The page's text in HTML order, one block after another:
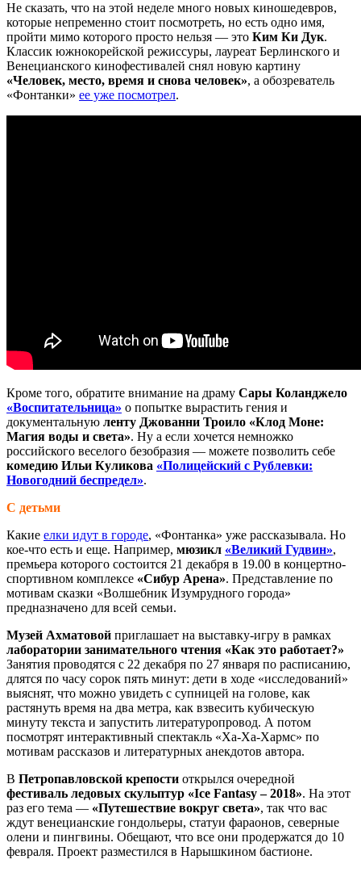
Не сказать, что на этой неделе много новых киношедевров,
которые непременно стоит посмотреть, но есть одно имя,
пройти мимо которого просто нельзя — это Ким Ки Дук.
Классик южнокорейской режиссуры, лауреат Берлинского и
Венецианского кинофестивалей снял новую картину
«Человек, место, время и снова человек», а обозреватель
«Фонтанки» ее уже посмотрел.
Кроме того, обратите внимание на драму Сары Коланджело
«Воспитательница» о попытке вырастить гения и
документальную ленту Джованни Троило «Клод Моне:
Магия воды и света». Ну а если хочется немножко
российского веселого безобразия — можете позволить себе
комедию Ильи Куликова «Полицейский с Рублевки:
Новогодний беспредел».
С детьми
Какие елки идут в городе, «Фонтанка» уже рассказывала. Но
кое-что есть и еще. Например, мюзикл «Великий Гудвин»,
премьера которого состоится 21 декабря в 19.00 в концертно-
спортивном комплексе «Сибур Арена». Представление по
мотивам сказки «Волшебник Изумрудного города»
предназначено для всей семьи.
Музей Ахматовой приглашает на выставку-игру в рамках
лаборатории занимательного чтения «Как это работает?»
Занятия проводятся с 22 декабря по 27 января по расписанию,
длятся по часу сорок пять минут: дети в ходе «исследований»
выяснят, что можно увидеть с супницей на голове, как
растянуть время на два метра, как взвесить кубическую
минуту текста и запустить литературопровод. А потом
посмотрят интерактивный спектакль «Ха-Ха-Хармс» по
мотивам рассказов и литературных анекдотов автора.
В Петропавловской крепости открылся очередной
фестиваль ледовых скульптур «Ice Fantasy – 2018». На этот
раз его тема — «Путешествие вокруг света», так что вас
ждут венецианские гондольеры, статуи фараонов, северные
олени и пингвины. Обещают, что все они продержатся до 10
февраля. Проект разместился в Нарышкином бастионе.